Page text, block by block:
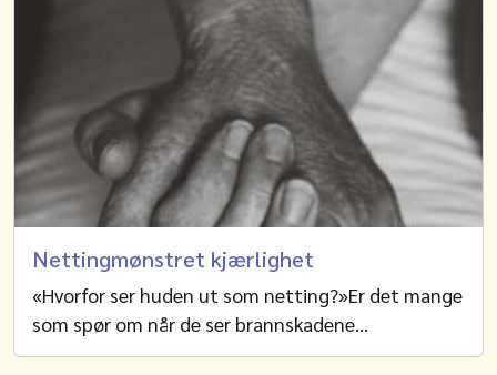
Nettingmønstret kjærlighet
«Hvorfor ser huden ut som netting?»Er det mange
som spør om når de ser brannskadene…